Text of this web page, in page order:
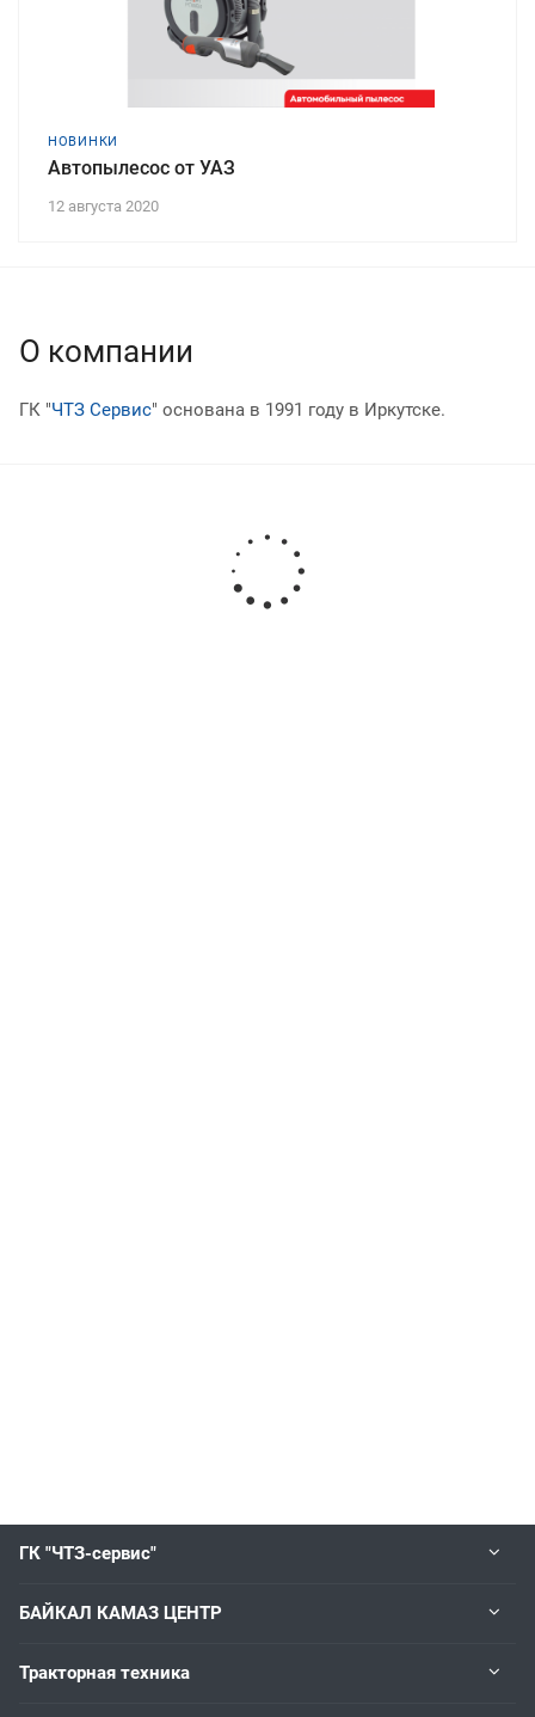
12 августа 2020
НОВИНКИ
Автопылесос от УАЗ
О компании
ГК "ЧТЗ Сервис" основана в 1991 году в Иркутске.
ГК "ЧТЗ-сервис"
БАЙКАЛ КАМАЗ ЦЕНТР
Тракторная техника